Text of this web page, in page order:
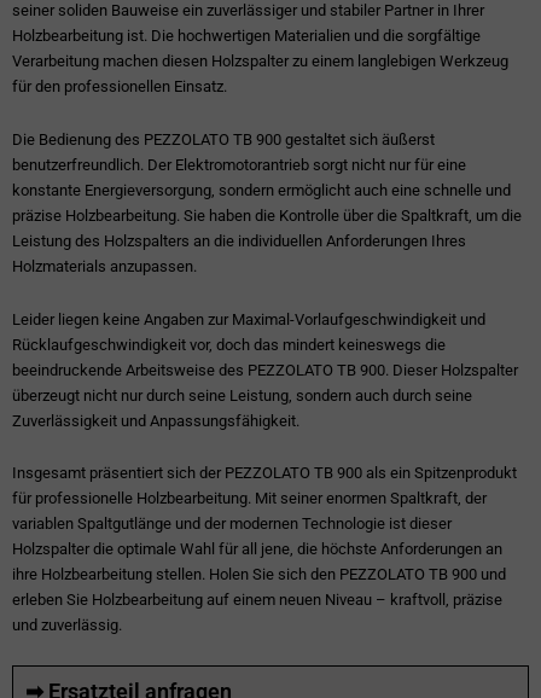
seiner soliden Bauweise ein zuverlässiger und stabiler Partner in Ihrer
Holzbearbeitung ist. Die hochwertigen Materialien und die sorgfältige
Verarbeitung machen diesen Holzspalter zu einem langlebigen Werkzeug
für den professionellen Einsatz.
Die Bedienung des PEZZOLATO TB 900 gestaltet sich äußerst
benutzerfreundlich. Der Elektromotorantrieb sorgt nicht nur für eine
konstante Energieversorgung, sondern ermöglicht auch eine schnelle und
präzise Holzbearbeitung. Sie haben die Kontrolle über die Spaltkraft, um die
Leistung des Holzspalters an die individuellen Anforderungen Ihres
Holzmaterials anzupassen.
Leider liegen keine Angaben zur Maximal-Vorlaufgeschwindigkeit und
Rücklaufgeschwindigkeit vor, doch das mindert keineswegs die
beeindruckende Arbeitsweise des PEZZOLATO TB 900. Dieser Holzspalter
überzeugt nicht nur durch seine Leistung, sondern auch durch seine
Zuverlässigkeit und Anpassungsfähigkeit.
Insgesamt präsentiert sich der PEZZOLATO TB 900 als ein Spitzenprodukt
für professionelle Holzbearbeitung. Mit seiner enormen Spaltkraft, der
variablen Spaltgutlänge und der modernen Technologie ist dieser
Holzspalter die optimale Wahl für all jene, die höchste Anforderungen an
ihre Holzbearbeitung stellen. Holen Sie sich den PEZZOLATO TB 900 und
erleben Sie Holzbearbeitung auf einem neuen Niveau – kraftvoll, präzise
und zuverlässig.
➡ Ersatzteil anfragen